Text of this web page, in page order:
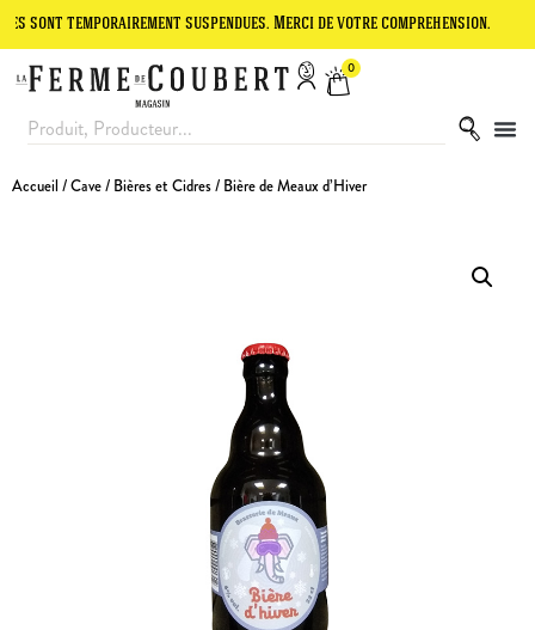
suspendues. Merci de votre compréhension. Le site
0
Accueil /Cave/ Bières et Cidres/ Bière de Meaux d’Hiver